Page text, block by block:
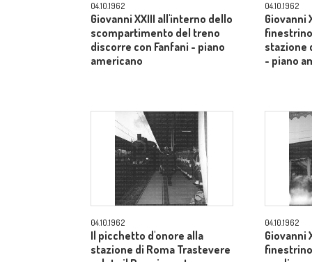
04.10.1962
Giovanni XXIII all'interno dello
scompartimento del treno
discorre con Fanfani - piano
americano
04.10.1962
Giovanni
stazione
- piano
04.10.1962
Il picchetto d'onore alla
stazione di Roma Trastevere
04.10.1962
Giovanni